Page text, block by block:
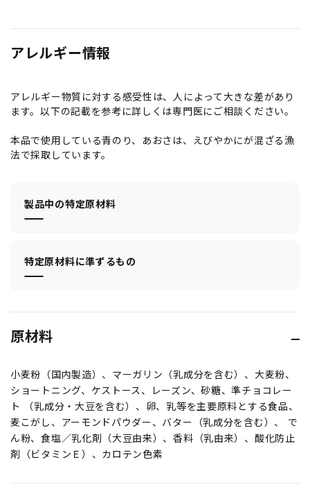
アレルギー情報
アレルギー物質に対する感受性は、人によって大きな差があり
ます。以下の記載を参考に詳しくは専門医にご相談ください。
本品で使用している青のり、あおさは、えびやかにが混ざる漁
法で採取しています。
製品中の特定原材料
特定原材料に準ずるもの
原材料
小麦粉（国内製造）、マーガリン（乳成分を含む）、大麦粉、
ショートニング、ケストース、レーズン、砂糖、準チョコレー
ト （乳成分・大豆を含む）、卵、乳等を主要原料とする食品、
麦こがし、アーモンドパウダー、バター（乳成分を含む）、 で
ん粉、食塩／乳化剤（大豆由来）、香料（乳由来）、酸化防止
剤（ビタミンＥ）、カロテン色素